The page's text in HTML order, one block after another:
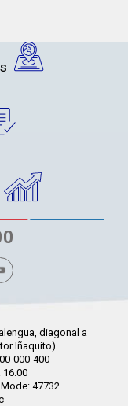
diagonal a
Iñaquito)
000-400
16:00
47732